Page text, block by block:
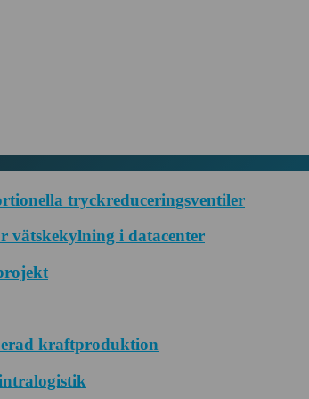
tryckreduceringsventiler
vätskekylning i datacenter
kraftproduktion